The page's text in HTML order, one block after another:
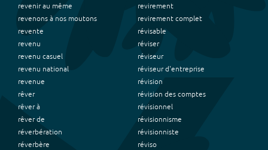
revenir au même
revenons à nos moutons
revente
revenu
revenu casuel
revenu national
revenue
rêver
rêver à
rêver de
réverbération
réverbère
revirement
revirement complet
révisable
réviser
réviseur
réviseur d'entreprise
révision
révision des comptes
révisionnel
révisionnisme
révisionniste
réviso